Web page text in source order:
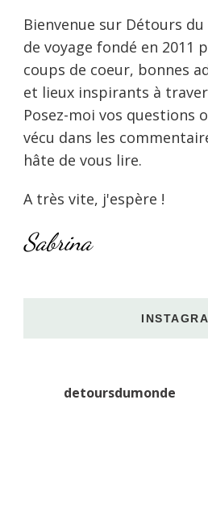
Bienvenue sur Détours
de voyage fondé en 2011
coups de coeur, bonnes
et lieux inspirants à
Posez-moi vos questions
vécu dans les
hâte de vous lire.
A très vite, j'espère !
Sabrina
detoursdumonde